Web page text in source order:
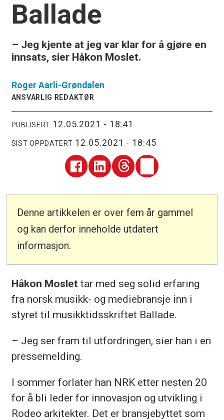
Ballade
– Jeg kjente at jeg var klar for å gjøre en
innsats, sier Håkon Moslet.
Roger Aarli-Grøndalen
ANSVARLIG REDAKTØR
PUBLISERT 12.05.2021 - 18:41
SIST OPPDATERT 12.05.2021 - 18:45
Denne artikkelen er over fem år gammel
og kan derfor inneholde utdatert
informasjon.
Håkon Moslet tar med seg solid erfaring
fra norsk musikk- og mediebransje inn i
styret til musikktidsskriftet Ballade.
– Jeg ser fram til utfordringen, sier han i en
pressemelding.
I sommer forlater han NRK etter nesten 20
for å bli leder for innovasjon og utvikling i
Rodeo arkitekter. Det er bransjebyttet som